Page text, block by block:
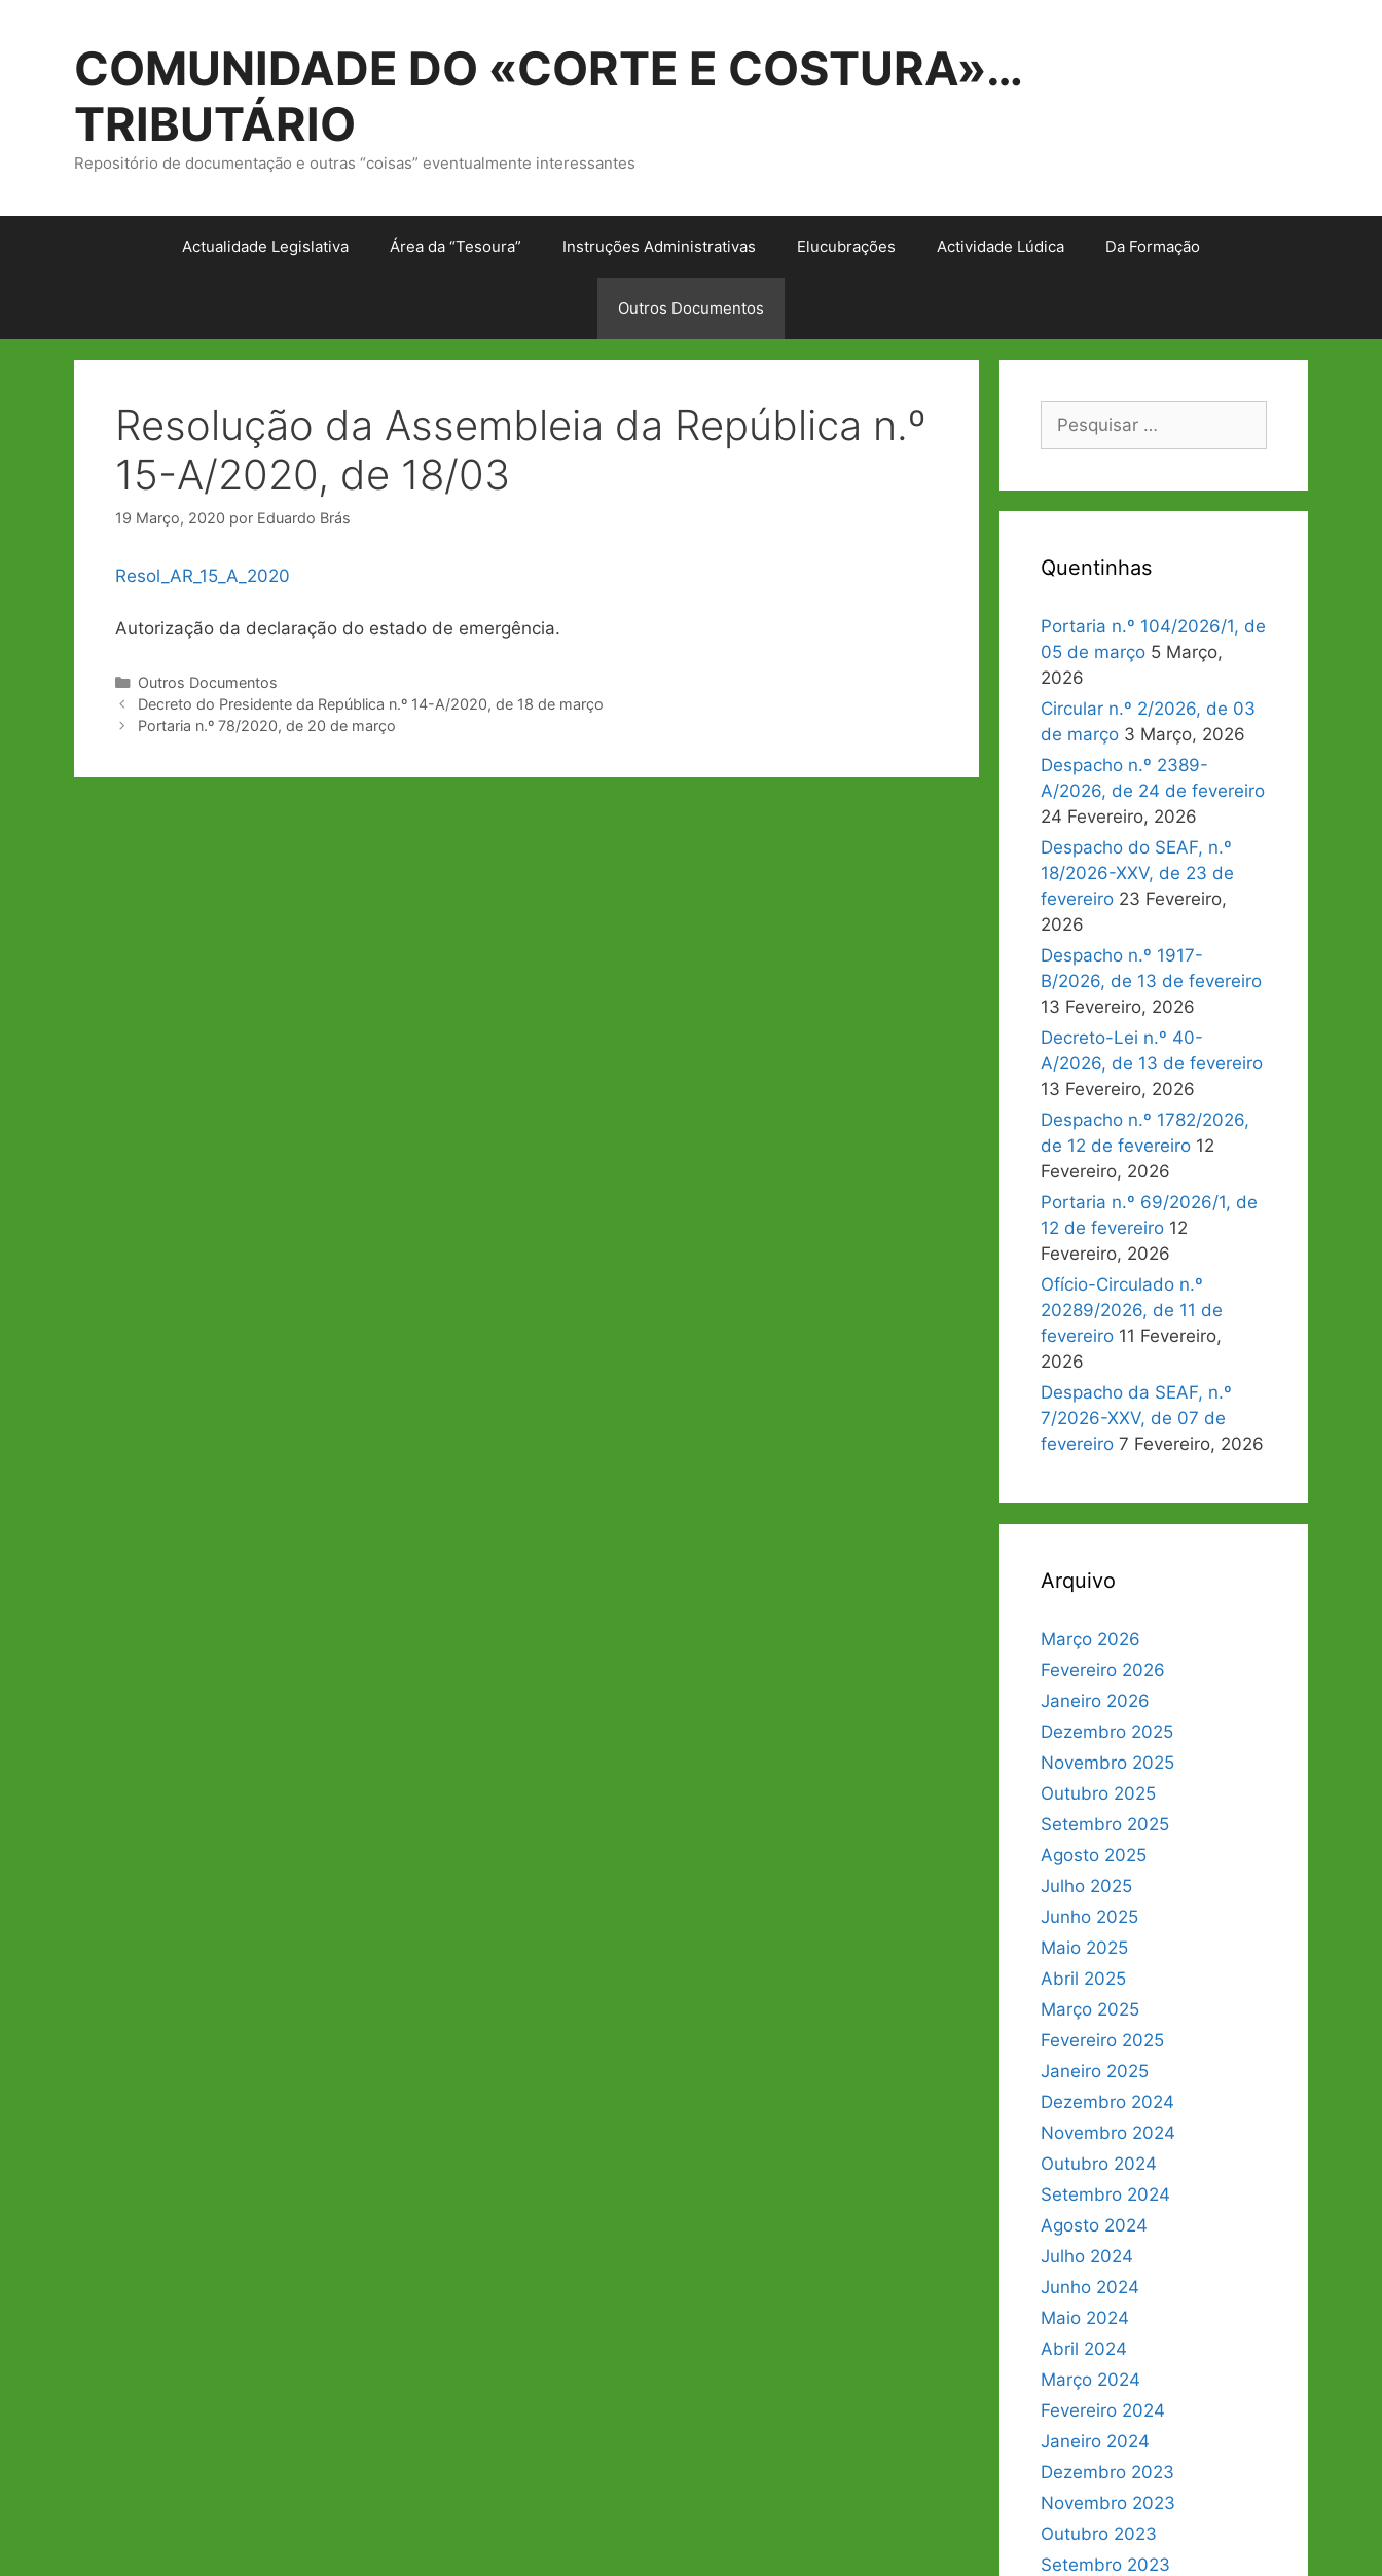
COMUNIDADE DO «CORTE E COSTURA»…
TRIBUTÁRIO
Repositório de documentação e outras “coisas” eventualmente interessantes
Actualidade Legislativa Área da “Tesoura” Instruções Administrativas Elucubrações Actividade Lúdica Da Formação
Outros Documentos
Resolução da Assembleia da República n.º
15-A/2020, de 18/03
19 Março, 2020 por Eduardo Brás
Resol_AR_15_A_2020
Autorização da declaração do estado de emergência.
Categorias
Outros Documentos
Navegação
de
Decreto do Presidente da República n.º 14-A/2020, de 18 de março
Portaria n.º 78/2020, de 20 de março
Pesquisar
Quentinhas
Portaria n.º 104/2026/1, de
05 de março 5 Março,
2026
Circular n.º 2/2026, de 03
de março 3 Março, 2026
Despacho n.º 2389-
A/2026, de 24 de fevereiro
24 Fevereiro, 2026
Despacho do SEAF, n.º
18/2026-XXV, de 23 de
fevereiro 23 Fevereiro,
2026
Despacho n.º 1917-
B/2026, de 13 de fevereiro
13 Fevereiro, 2026
Decreto-Lei n.º 40-
A/2026, de 13 de fevereiro
13 Fevereiro, 2026
Despacho n.º 1782/2026,
de 12 de fevereiro 12
Fevereiro, 2026
Portaria n.º 69/2026/1, de
12 de fevereiro 12
Fevereiro, 2026
Ofício-Circulado n.º
20289/2026, de 11 de
fevereiro 11 Fevereiro,
2026
Despacho da SEAF, n.º
7/2026-XXV, de 07 de
fevereiro 7 Fevereiro, 2026
Arquivo
Março 2026
Fevereiro 2026
Janeiro 2026
Dezembro 2025
Novembro 2025
Outubro 2025
Setembro 2025
Agosto 2025
Julho 2025
Junho 2025
Maio 2025
Abril 2025
Março 2025
Fevereiro 2025
Janeiro 2025
Dezembro 2024
Novembro 2024
Outubro 2024
Setembro 2024
Agosto 2024
Julho 2024
Junho 2024
Maio 2024
Abril 2024
Março 2024
Fevereiro 2024
Janeiro 2024
Dezembro 2023
Novembro 2023
Outubro 2023
Setembro 2023